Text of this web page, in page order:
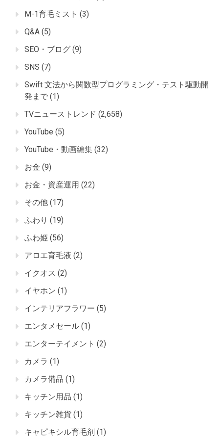
M-1育毛ミスト (3)
Q&A (5)
SEO・ブログ (9)
SNS (7)
Swift 文法から関数型プログラミング・テスト駆動開
発まで (1)
TVニューストレンド (2,658)
YouTube (5)
YouTube・動画編集 (32)
お金 (9)
お金・資産運用 (22)
その他 (17)
ふわり (19)
ふわ姫 (56)
アロエ育毛液 (2)
イクオス (2)
イヤホン (1)
インテリアフラワー (5)
エンタメセール (1)
エンターテイメント (2)
カメラ (1)
カメラ備品 (1)
キッチン用品 (1)
キッチン雑貨 (1)
キャピキシル育毛剤 (1)